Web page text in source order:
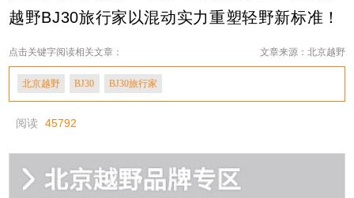
越野BJ30旅行家以混动实力重塑轻野新标准！
点击关键字阅读相关文章： 文章来源：北京越野
北京越野 BJ30 BJ30旅行家
阅读 45792